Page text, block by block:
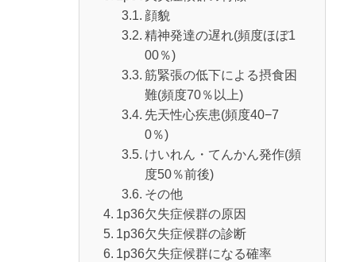
顔貌
精神発達の遅れ(頻度ほぼ1
00％)
筋緊張の低下による摂食困
難(頻度70％以上)
先天性心疾患(頻度40−7
0％)
けいれん・てんかん発作(頻
度50％前後)
その他
1p36欠失症候群の原因
1p36欠失症候群の診断
1p36欠失症候群になる確率